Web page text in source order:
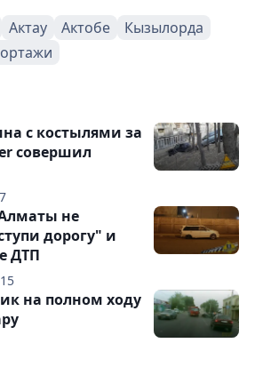
Актау Актобе
Кызылорда
с костылями за
совершил
не
дорогу" и
ДТП
на полном ходу